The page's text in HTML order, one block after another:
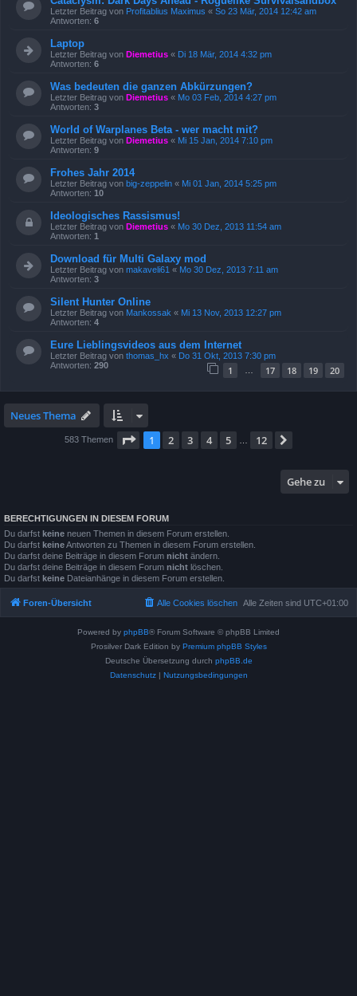
Letzter Beitrag von Profitablius Maximus « So 23 Mär, 2014 12:42 am
Antworten: 6
Laptop
Letzter Beitrag von Diemetius « Di 18 Mär, 2014 4:32 pm
Antworten: 6
Was bedeuten die ganzen Abkürzungen?
Letzter Beitrag von Diemetius « Mo 03 Feb, 2014 4:27 pm
Antworten: 3
World of Warplanes Beta - wer macht mit?
Letzter Beitrag von Diemetius « Mi 15 Jan, 2014 7:10 pm
Antworten: 9
Frohes Jahr 2014
Letzter Beitrag von big-zeppelin « Mi 01 Jan, 2014 5:25 pm
Antworten: 10
Ideologisches Rassismus!
Letzter Beitrag von Diemetius « Mo 30 Dez, 2013 11:54 am
Antworten: 1
Download für Multi Galaxy mod
Letzter Beitrag von makaveli61 « Mo 30 Dez, 2013 7:11 am
Antworten: 3
Silent Hunter Online
Letzter Beitrag von Mankossak « Mi 13 Nov, 2013 12:27 pm
Antworten: 4
Eure Lieblingsvideos aus dem Internet
Letzter Beitrag von thomas_hx « Do 31 Okt, 2013 7:30 pm
Antworten: 290 1 17 18 19 20
Neues Thema
583 Themen Seite 1von
1 2 3 4 5 12
Gehe zu
BERECHTIGUNGEN IN DIESEM FORUM
Du darfst keine neuen Themen in diesem Forum erstellen.
Du darfst keineAntworten zu Themen in diesem Forum erstellen.
Du darfst deine Beiträge in diesem Forum nicht ändern.
Du darfst deine Beiträge in diesem Forum nicht löschen.
Du darfst keine Dateianhänge in diesem Forum erstellen.
Foren-Übersicht Alle Zeiten sind UTC+01:00
Alle Cookies löschen
Powered by phpBB® Forum Software © phpBB Limited
Prosilver Dark Edition by Premium phpBB Styles
Deutsche Übersetzung durch phpBB.de
Datenschutz| Nutzungsbedingungen